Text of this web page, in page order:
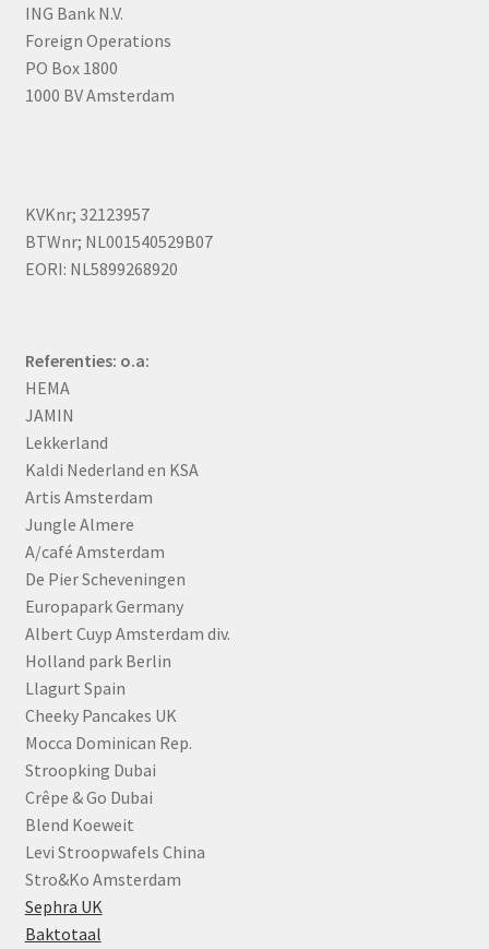
ING Bank N.V.
Foreign Operations
PO Box 1800
1000 BV Amsterdam
KVKnr; 32123957
BTWnr; NL001540529B07
EORI: NL5899268920
Referenties: o.a:
HEMA
JAMIN
Lekkerland
Kaldi Nederland en KSA
Artis Amsterdam
Jungle Almere
A/café Amsterdam
De Pier Scheveningen
Europapark Germany
Albert Cuyp Amsterdam div.
Holland park Berlin
Llagurt Spain
Cheeky Pancakes UK
Mocca Dominican Rep.
Stroopking Dubai
Crêpe & Go Dubai
Blend Koeweit
Levi Stroopwafels China
Stro&Ko Amsterdam
Sephra UK
Baktotaal